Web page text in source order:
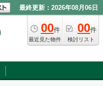
最終更新：2026年08月06日
00件
最近見た物件
00件
検討リスト